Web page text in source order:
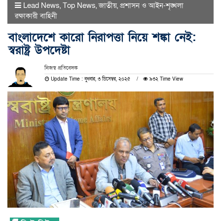
Lead News, Top News,জাতীয়, প্রশাসন ও আইন-শৃঙ্খলা
রক্ষাকারী বাহিনী
বাংলাদেশে কারো নিরাপত্তা নিয়ে শঙ্কা নেই:
স্বরাষ্ট্র উপদেষ্টা
নিজস্ব প্রতিবেদক
Update Time : বুধবার, ৩ ডিসেম্বর, ২০২৫ ৯৩২ Time View